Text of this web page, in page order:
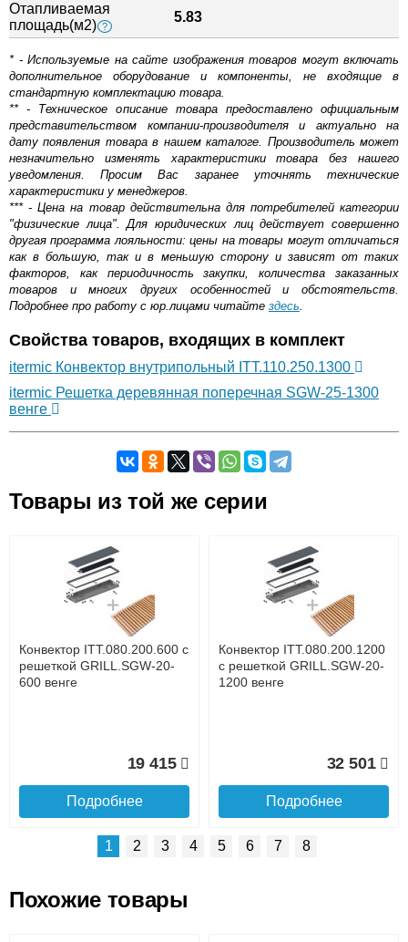
Отапливаемая
площадь(м2) ?
5.83
* - Используемые на сайте изображения товаров могут включать
дополнительное оборудование и компоненты, не входящие в
стандартную комплектацию товара.
** - Техническое описание товара предоставлено официальным
представительством компании-производителя и актуально на
дату появления товара в нашем каталоге. Производитель может
незначительно изменять характеристики товара без нашего
уведомления. Просим Вас заранее уточнять технические
характеристики у менеджеров.
*** - Цена на товар действительна для потребителей категории
"физические лица". Для юридических лиц действует совершенно
другая программа лояльности: цены на товары могут отличаться
как в большую, так и в меньшую сторону и зависят от таких
факторов, как периодичность закупки, количества заказанных
товаров и многих других особенностей и обстоятельств.
Подробнее про работу с юр.лицами читайте здесь.
Свойства товаров, входящих в комплект
itermic Конвектор внутрипольный ITT.110.250.1300
itermic Решетка деревянная поперечная SGW-25-1300
венге
Оставьте отзыв
Доставка сантехники по Москве и Московской области
Наличный расчёт
Банковской картой на сайте в режиме реального
времени
Банковской картой при получении товара как при
доставке, так и самовывозом
Интернет-деньгами (Yandex-деньги, Web-money,
Qiwi-кошельки и другие).
Безналичный расчёт (возможно и с НДС)
Товары из той же серии
Конвектор ITT.080.200.600 с
решеткой GRILL.SGW-20-
600 венге
19 415
Подробнее
Конвектор ITT.080.200.1200
с решеткой GRILL.SGW-20-
1200 венге
32 501
Подробнее
1 2 3 4 5 6 7 8
Похожие товары